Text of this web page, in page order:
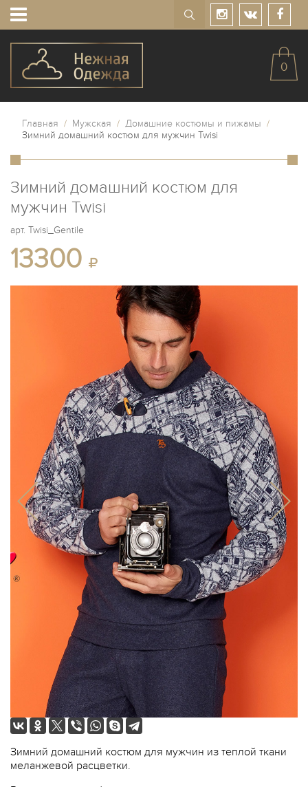
0
Главная / Мужская / Домашние костюмы и пижамы /
Зимний домашний костюм для мужчин Twisi
Зимний домашний костюм для
мужчин Twisi
арт. Twisi_Gentile
13300
Зимний домашний костюм для мужчин из теплой ткани
меланжевой расцветки.